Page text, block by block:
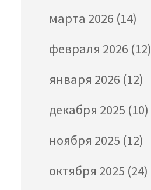
марта 2026 (14)
февраля 2026 (12)
января 2026 (12)
декабря 2025 (10)
ноября 2025 (12)
октября 2025 (24)